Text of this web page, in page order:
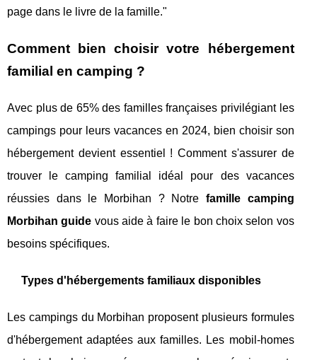
page dans le livre de la famille."
Comment bien choisir votre hébergement
familial en camping ?
Avec plus de 65% des familles françaises privilégiant les
campings pour leurs vacances en 2024, bien choisir son
hébergement devient essentiel ! Comment s'assurer de
trouver le camping familial idéal pour des vacances
réussies dans le Morbihan ? Notre famille camping
Morbihan guide vous aide à faire le bon choix selon vos
besoins spécifiques.
Types d'hébergements familiaux disponibles
Les campings du Morbihan proposent plusieurs formules
d'hébergement adaptées aux familles. Les mobil-homes